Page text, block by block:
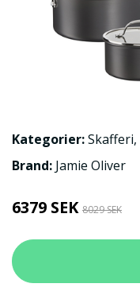
Kategorier:Skafferi,
Brand: Jamie Oliver
6379 SEK 8029 SEK